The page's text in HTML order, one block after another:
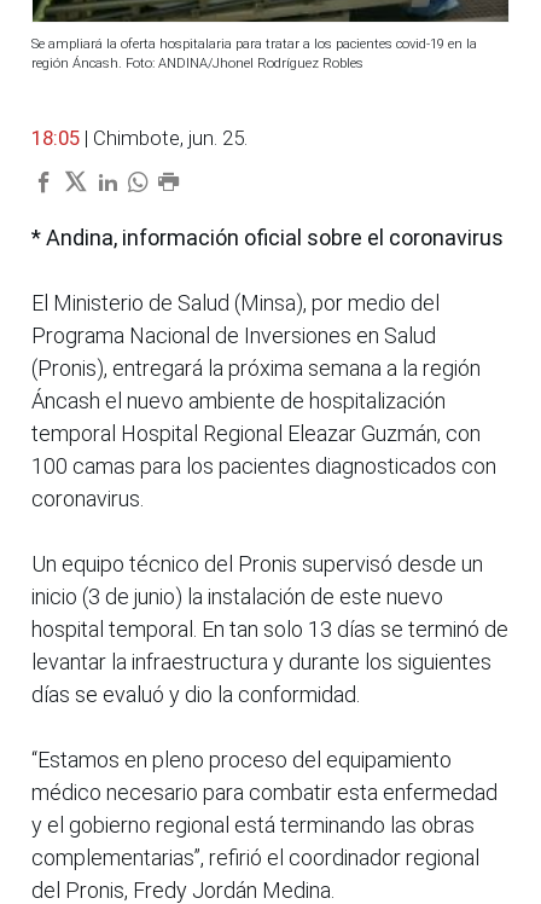
Se ampliará la oferta hospitalaria para tratar a los pacientes covid-19 en la
región Áncash. Foto: ANDINA/Jhonel Rodríguez Robles
18:05 | Chimbote, jun. 25.
* Andina, información oficial sobre el coronavirus
El Ministerio de Salud (Minsa), por medio del
Programa Nacional de Inversiones en Salud
(Pronis), entregará la próxima semana a la región
Áncash el nuevo ambiente de hospitalización
temporal Hospital Regional Eleazar Guzmán, con
100 camas para los pacientes diagnosticados con
coronavirus.
Un equipo técnico del Pronis supervisó desde un
inicio (3 de junio) la instalación de este nuevo
hospital temporal. En tan solo 13 días se terminó de
levantar la infraestructura y durante los siguientes
días se evaluó y dio la conformidad.
“Estamos en pleno proceso del equipamiento
médico necesario para combatir esta enfermedad
y el gobierno regional está terminando las obras
complementarias”, refirió el coordinador regional
del Pronis, Fredy Jordán Medina.